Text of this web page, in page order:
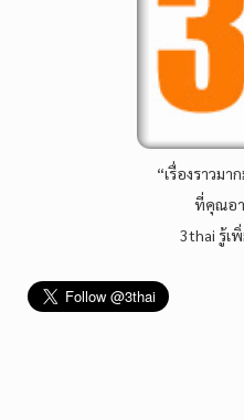
“เรื่องราวม
ที่คุณอา
3thai รู้เ